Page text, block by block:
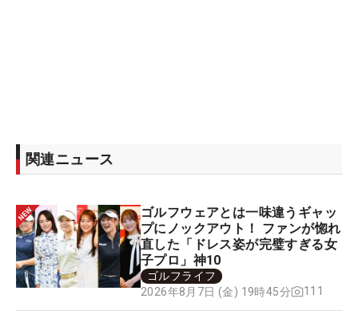
関連ニュース
ゴルフウェアとは一味違うギャッ
プにノックアウト！ ファンが惚れ
直した「ドレス姿が完璧すぎる女
子プロ」神10
ゴルフライフ
2026年8月7日 (金) 19時45分
111